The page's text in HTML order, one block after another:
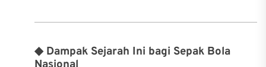
◆ Dampak Sejarah Ini bagi Sepak Bola